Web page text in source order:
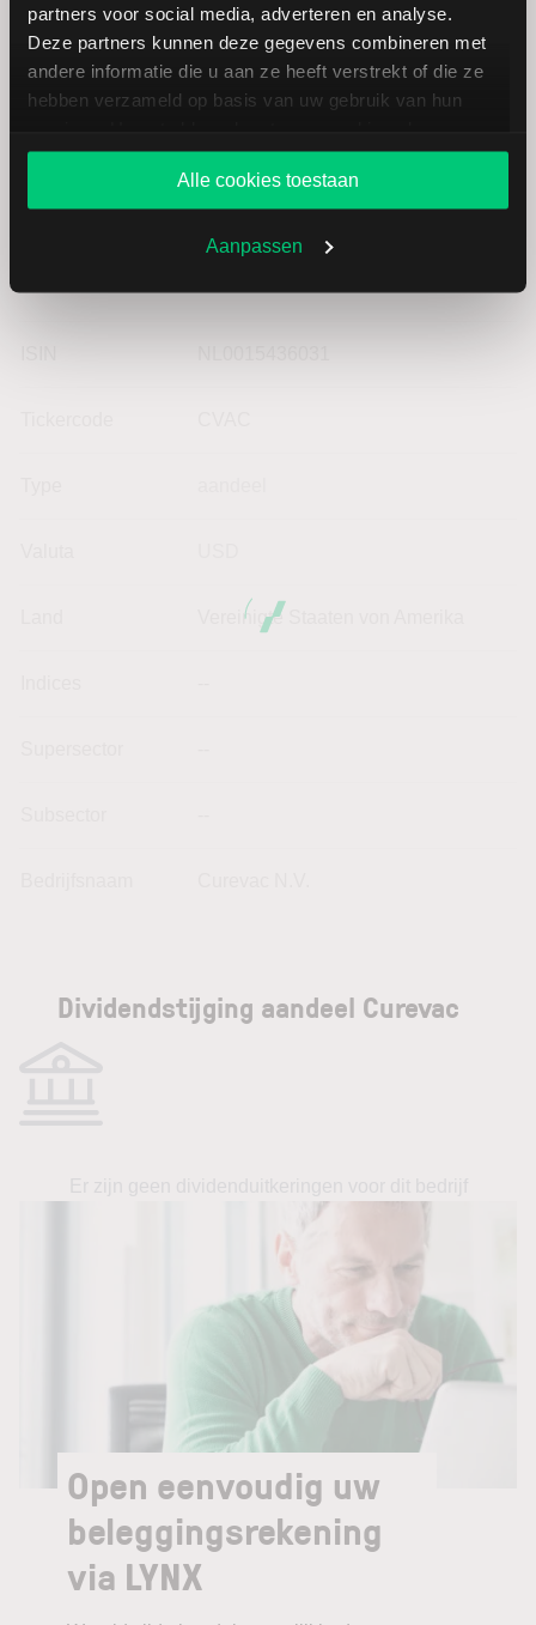
partners voor social media, adverteren en analyse.
Deze partners kunnen deze gegevens combineren met
andere informatie die u aan ze heeft verstrekt of die ze
hebben verzameld op basis van uw gebruik van hun
website blijft gebruiken.
Alle cookies toestaan
Aanpassen
Vereinigte Staaten von Amerika
Dividendstijging aandeel Curevac
Open eenvoudig uw
beleggingsrekening
via LYNX